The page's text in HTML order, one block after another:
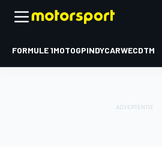
FORMULE 1MOTOGPINDYCARWECDTM